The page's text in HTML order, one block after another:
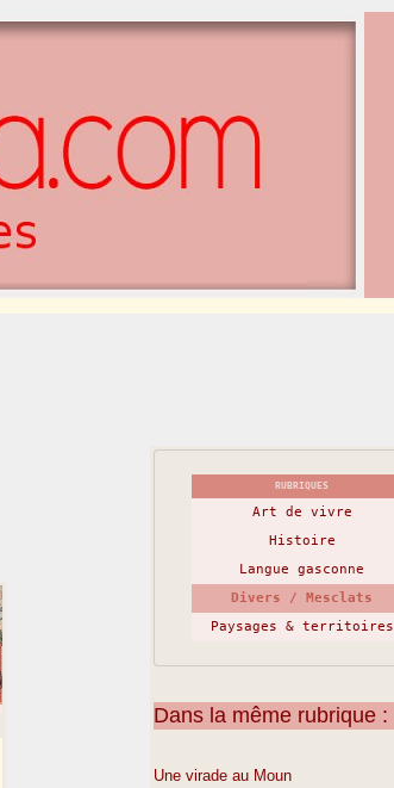
RUBRIQUES
Art de vivre
Histoire
Langue gasconne
Divers / Mesclats
Paysages & territoires
Dans la même rubrique :
Une virade au Moun